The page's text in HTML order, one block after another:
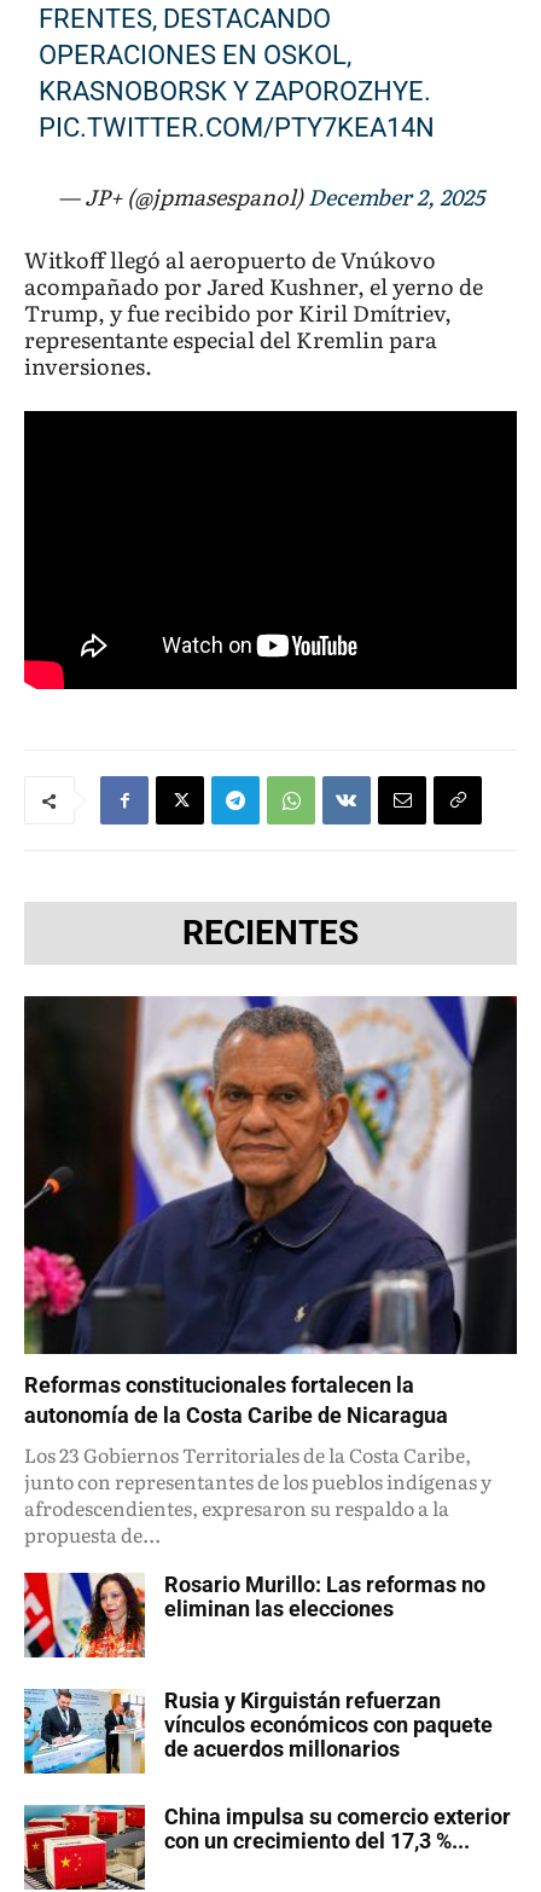
FRENTES, DESTACANDO
OPERACIONES EN OSKOL,
KRASNOBORSK Y ZAPOROZHYE.
PIC.TWITTER.COM/PTY7KEA14N
— JP+ (@jpmasespanol)December 2, 2025
Witkoff llegó al aeropuerto de Vnúkovo
acompañado por Jared Kushner, el yerno de
Trump, y fue recibido por Kiril Dmítriev,
representante especial del Kremlin para
inversiones.
RECIENTES
Reformas constitucionales fortalecen la
autonomía de la Costa Caribe de Nicaragua
Los 23 Gobiernos Territoriales de la Costa Caribe,
junto con representantes de los pueblos indígenas y
afrodescendientes, expresaron su respaldo a la
propuesta de...
Rosario Murillo: Las reformas no
eliminan las elecciones
Rusia y Kirguistán refuerzan
vínculos económicos con paquete
de acuerdos millonarios
China impulsa su comercio exterior
con un crecimiento del 17,3 %...